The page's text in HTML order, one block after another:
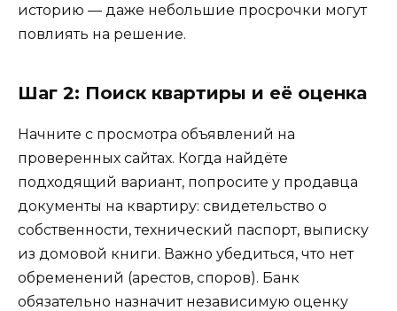
историю — даже небольшие просрочки могут
повлиять на решение.
Шаг 2: Поиск квартиры и её оценка
Начните с просмотра объявлений на
проверенных сайтах. Когда найдёте
подходящий вариант, попросите у продавца
документы на квартиру: свидетельство о
собственности, технический паспорт, выписку
из домовой книги. Важно убедиться, что нет
обременений (арестов, споров). Банк
обязательно назначит независимую оценку